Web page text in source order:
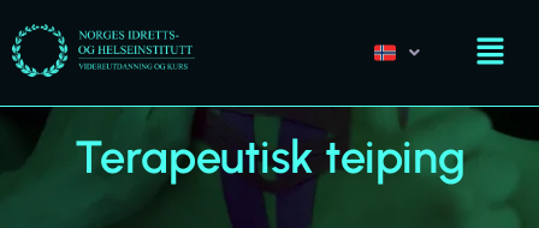
Terapeutisk teiping